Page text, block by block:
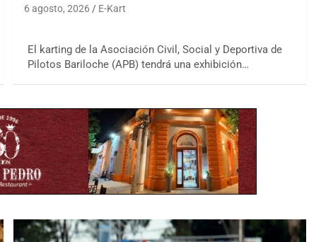
6 agosto, 2026 E-Kart
El karting de la Asociación Civil, Social y Deportiva de
Pilotos Bariloche (APB) tendrá una exhibición…